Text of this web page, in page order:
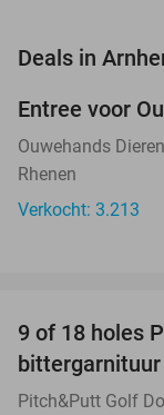
Deals in
Entree voor
Ouwehands
Rhenen
Verkocht: 3.213
9 of 18 holes
Pitch&Putt Golf